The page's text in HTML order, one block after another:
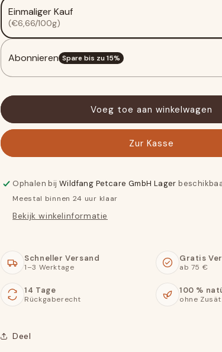
receptkaartenreceptkaarten
Einmaliger Kauf
(€6,66/100g)
Abonnieren Spare bis zu15%
Voeg toe aan winkelwagen
Zur Kasse
Ophalen bij Wildfang Petcare GmbH Lager
Meestal binnen 24 uur klaar
Bekijk winkelinformatie
Schneller Versand
1–3 Werktage
Gratis
ab 75 €
14 Tage
Rückgaberecht
100 %
ohne
Deel